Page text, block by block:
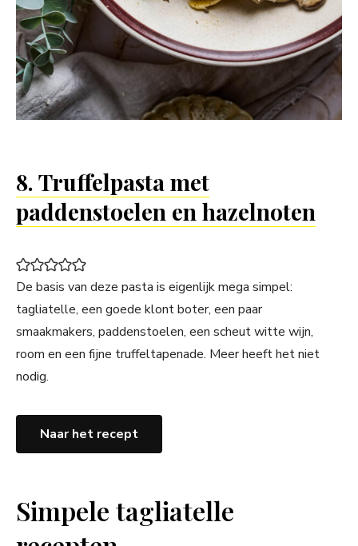
8. Truffelpasta met
paddenstoelen en hazelnoten
De basis van deze pasta is eigenlijk mega simpel:
tagliatelle, een goede klont boter, een paar
smaakmakers, paddenstoelen, een scheut witte wijn,
room en een fijne truffeltapenade. Meer heeft het niet
nodig.
Naar het recept
Simpele tagliatelle